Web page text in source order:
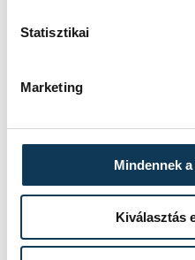
Statisztikai
Marketing
Mindennek
Kiválasztás
HAZAI
HELYSZÍN
SOROZAT NB III